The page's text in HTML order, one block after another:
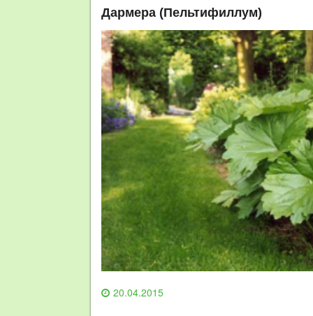
Дармера (Пельтифиллум)
20.04.2015